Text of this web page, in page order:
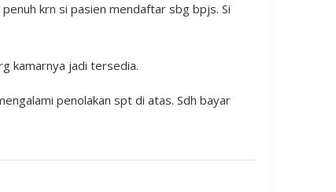
krn si pasien mendaftar sbg bpjs. Si
kamarnya jadi tersedia.
penolakan spt di atas. Sdh bayar